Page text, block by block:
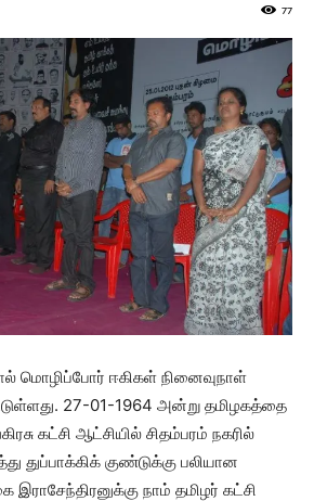
77
மொழிப்போர் ஈகிகள் நினைவுநாள்
27-01-1964 அன்று தமிழகத்தை
கட்சி ஆட்சியில் சிதம்பரம் நகரில்
துப்பாக்கிக் குண்டுக்கு பலியான
இராசேந்திரனுக்கு நாம் தமிழர் கட்சி